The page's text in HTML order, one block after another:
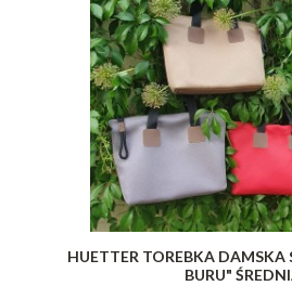
HUETTER TOREBKA DAMSKA
BURU"